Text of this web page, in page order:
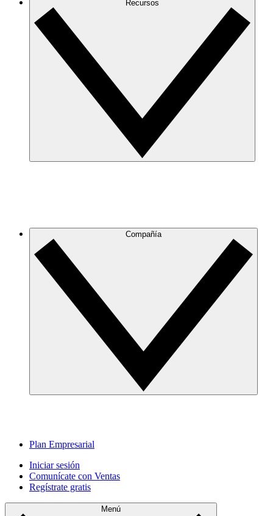
Recursos
Compañía
Plan Empresarial
Iniciar sesión
Comunícate con Ventas
Regístrate gratis
Menú